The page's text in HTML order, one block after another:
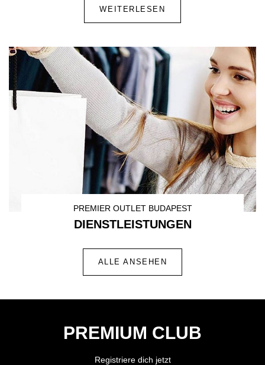
WEITERLESEN
PREMIER OUTLET BUDAPEST
DIENSTLEISTUNGEN
ALLE ANSEHEN
PREMIUM CLUB
Registriere dich jetzt